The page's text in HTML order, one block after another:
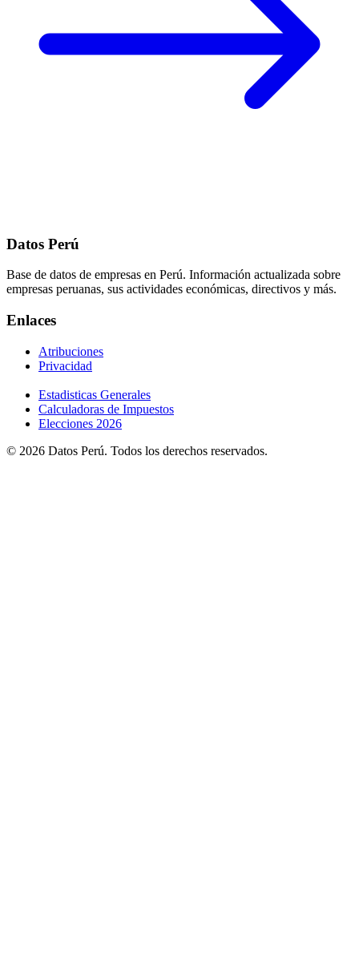
Datos Perú
Base de datos de empresas en Perú. Información actualizada sobre
empresas peruanas, sus actividades económicas, directivos y más.
Enlaces
Atribuciones
Privacidad
Estadisticas Generales
Calculadoras de Impuestos
Elecciones 2026
© 2026 Datos Perú. Todos los derechos reservados.